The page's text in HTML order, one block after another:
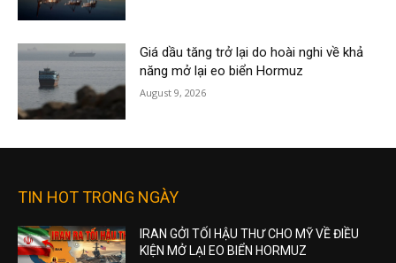
Giá dầu tăng trở lại do hoài nghi về khả
năng mở lại eo biển Hormuz
August 9, 2026
TIN HOT TRONG NGÀY
IRAN GỞI TỐI HẬU THƯ CHO MỸ VỀ ĐIỀU
KIỆN MỞ LẠI EO BIỂN HORMUZ